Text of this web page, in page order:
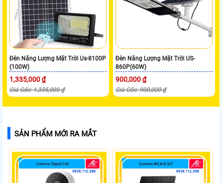
Đèn Năng Lượng Mặt Trời Us-8100P
(100W)
1,335,000 ₫
Giá Gốc: 1,335,000 ₫
Đèn Năng Lượng Mặt Trời US-
860P(60W)
900,000 ₫
Giá Gốc: 900,000 ₫
SẢN PHẨM MỚI RA MẮT